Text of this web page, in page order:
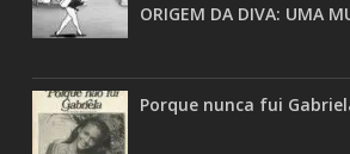
ORIGEM DA DIVA: UMA
Porque nunca fui